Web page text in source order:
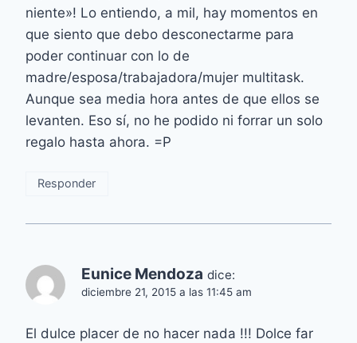
niente»! Lo entiendo, a mil, hay momentos en
que siento que debo desconectarme para
poder continuar con lo de
madre/esposa/trabajadora/mujer multitask.
Aunque sea media hora antes de que ellos se
levanten. Eso sí, no he podido ni forrar un solo
regalo hasta ahora. =P
Responder
Eunice Mendoza dice:
diciembre 21, 2015 a las 11:45 am
El dulce placer de no hacer nada !!! Dolce far